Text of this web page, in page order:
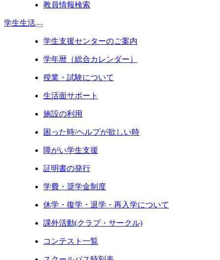
教員情報検索
学生生活
学生支援センターのご案内
学年暦（総合カレンダー）
授業・試験について
生活面サポート
施設の利用
困った時/ヘルプが欲しい時
障がい学生支援
証明書の発行
学費・奨学金制度
休学・復学・退学・再入学について
課外活動(クラブ・サークル)
コンテスト一覧